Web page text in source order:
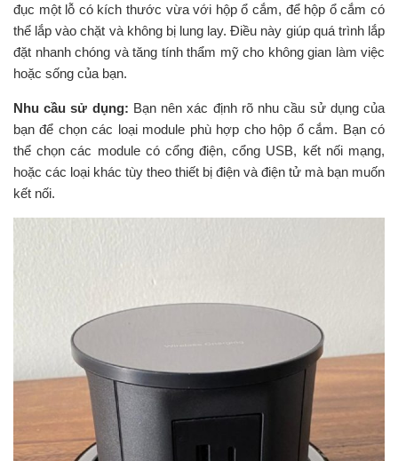
đục một lỗ có kích thước vừa với hộp ổ cắm, để hộp ổ cắm có
thể lắp vào chặt và không bị lung lay. Điều này giúp quá trình lắp
đặt nhanh chóng và tăng tính thẩm mỹ cho không gian làm việc
hoặc sống của bạn.
Nhu cầu sử dụng: Bạn nên xác định rõ nhu cầu sử dụng của
bạn để chọn các loại module phù hợp cho hộp ổ cắm. Bạn có
thể chọn các module có cổng điện, cổng USB, kết nối mạng,
hoặc các loại khác tùy theo thiết bị điện và điện tử mà bạn muốn
kết nối.